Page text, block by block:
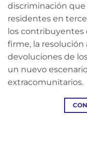
discriminación
residentes en
los contribuyentes
firme, la resolución
devoluciones de
un nuevo
extracomunitarios.